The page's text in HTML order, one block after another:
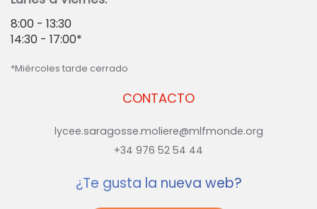
CONTACTO
lycee.saragosse.moliere@mlfmonde.org
+34 976 52 54 44
8:00 - 13:30
14:30 - 17:00*
*Miércoles tarde cerrado
¿Te gusta la nueva web?